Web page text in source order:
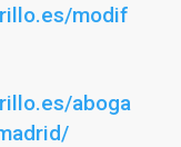
modif
aboga